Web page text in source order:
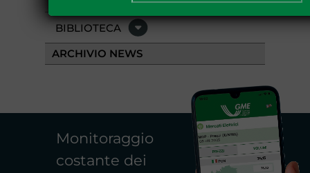
BIBLIOTECA
ARCHIVIO NEWS
Monitoraggio
costante dei